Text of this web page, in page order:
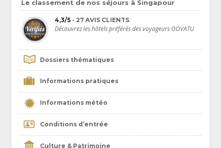
Raffles Hotel, du nom du fondateur de la ville, se distingue par son
architecture coloniale remarquable, marquée par une sublime façade
victorienne. Un établissement légendaire où ont séjourné d’illustres
écrivains tels queJoseph Conrad,Ernest Hemingwayou encoreRudyard
Kipling. Plus moderne mais non moins luxueux, le Marina Bay Sands fait
superbe piscine à débordement perchée sur le toit, garantissant une
vue imprenable sur laskylinesingapourienne.
Le classement de nos séjours à Singapour
4,3/5 - 27 AVIS CLIENTS
Découvrez les hôtels préférés des voyageurs OOVATU
Dossiers thématiques
Informations pratiques
Informations météo
Conditions d’entrée
Culture & Patrimoine